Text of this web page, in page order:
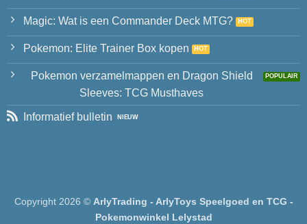
Magic: Wat is een Commander Deck MTG?
Pokemon: Elite Trainer Box kopen
Pokemon verzamelmappen en Dragon Shield
Sleeves: TCG Musthaves
Informatief bulletin
Copyright 2026 © ArlyTrading - ArlyToys Speelgoed en TCG -
Pokemonwinkel Lelystad